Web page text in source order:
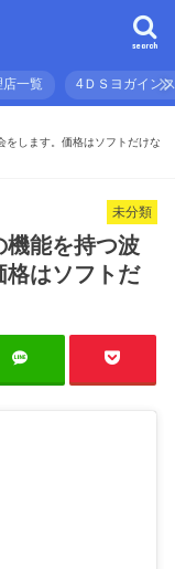
search
一覧 4ＤＳヨガイン
をします。価格はソフトだけな
未分類
機能を持つ波
格はソフトだ